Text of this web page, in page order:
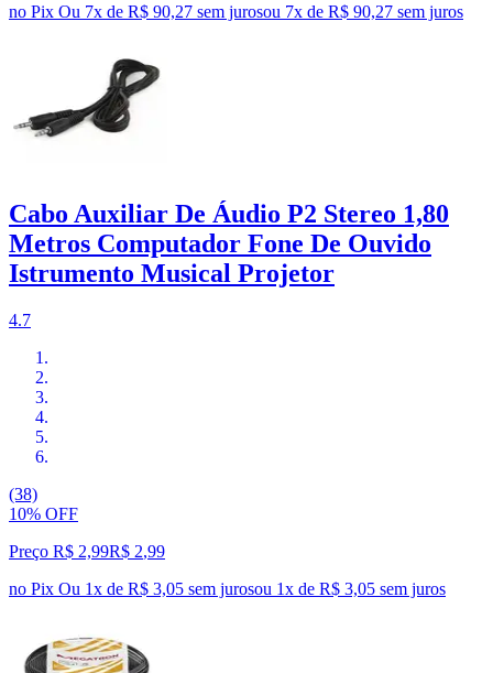
no Pix Ou 7x de R$ 90,27 sem jurosou 7x de R$ 90,27 sem juros
Cabo Auxiliar De Áudio P2 Stereo 1,80
Metros Computador Fone De Ouvido
Istrumento Musical Projetor
4.7
(38)
10% OFF
Preço R$ 2,99R$ 2,99
no Pix Ou 1x de R$ 3,05 sem jurosou 1x de R$ 3,05 sem juros